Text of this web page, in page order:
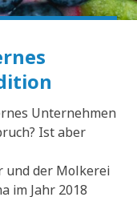
Unternehmen
Ist aber
und der Molkerei
im Jahr 2018